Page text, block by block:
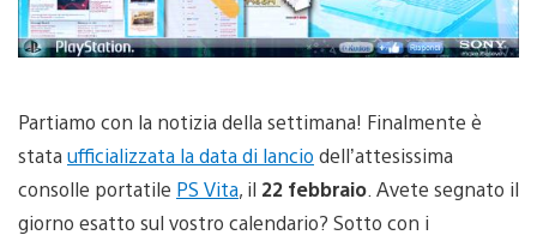
Partiamo con la notizia della settimana! Finalmente è
stata ufficializzata la data di lancio dell’attesissima
consolle portatile PS Vita, il 22 febbraio . Avete segnato il
giorno esatto sul vostro calendario? Sotto con i